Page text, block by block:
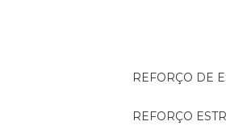
REFORÇO DE
REFORÇO